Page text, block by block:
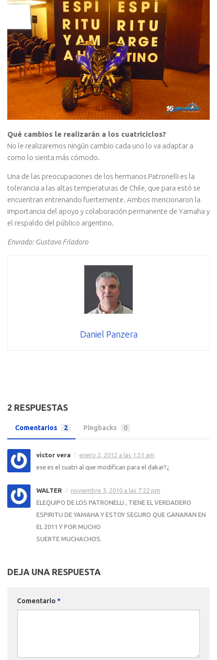
Qué cambios le realizarán a los cuatriciclos?
No le realizaremos ningún cambio cada uno lo va adaptar a
como lo sienta más cómodo.
Una de las preocupaciones de los hermanos Patronelli es la
tolerancia a las altas temperaturas de Chile, que para estó se
encuentran entrenando fuertemente. Ambos mencionaron la
importancia del apoyo y colaboración permanente de Yamaha y
el respaldo del público argentino.
Enviado: Gustavo Filadoro
Daniel Panzera
2 RESPUESTAS
Comentarios 2 Pingbacks 0
victor vera
enero 2, 2012 a las 1:51 am
ese es el cuatri al que modifican para el dakar?¿
WALTER
noviembre 3, 2010 a las 7:22 pm
ELEQUIPO DE LOS PATRONELLI , TIENE EL VERDADERO
ESPIRITU DE YAMAHA Y ESTOY SEGURO QUE GANARAN EN
EL 2011 Y POR MUCHO
SUERTE MUCHACHOS.
DEJA UNA RESPUESTA
Comentario *